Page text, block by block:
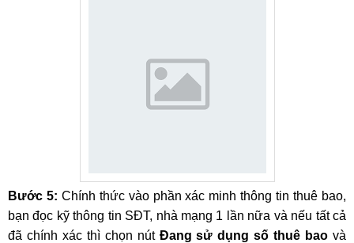
Bước 5: Chính thức vào phần xác minh thông tin thuê bao,
bạn đọc kỹ thông tin SĐT, nhà mạng 1 lần nữa và nếu tất cả
đã chính xác thì chọn nút Đang sử dụng số thuê bao và